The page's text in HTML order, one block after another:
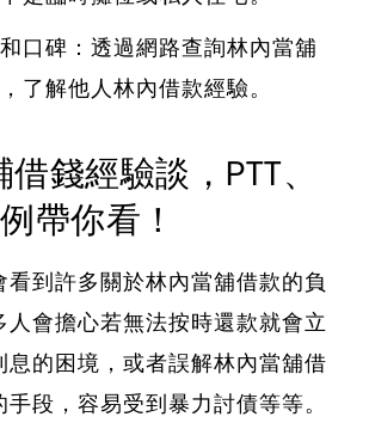
口碑：透過網路查詢林內當舖
了解他人林內借款經驗。
錢經驗談，PTT、
帶你看！
看到許多關於林內當舖借款的負
人會擔心若無法按時還款就會立
息的困境，或者誤解林內當舖借
手段，容易受到暴力討債等等。